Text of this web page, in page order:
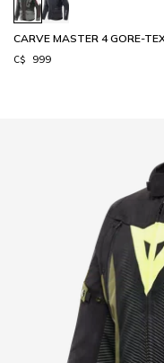
CARVE MASTER 4 GORE-
C$ 999